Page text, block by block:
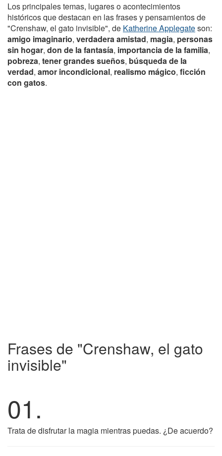
Los principales temas, lugares o acontecimientos
históricos que destacan en las frases y pensamientos de
"Crenshaw, el gato invisible", de Katherine Applegateson:
amigo imaginario, verdadera amistad, magia, personas
sin hogar, don de la fantasía, importancia de la familia,
pobreza, tener grandes sueños, búsqueda de la
verdad, amor incondicional, realismo mágico, ficción
con gatos.
Frases de "Crenshaw, el gato
invisible"
01.
Trata de disfrutar la magia mientras puedas. ¿De acuerdo?